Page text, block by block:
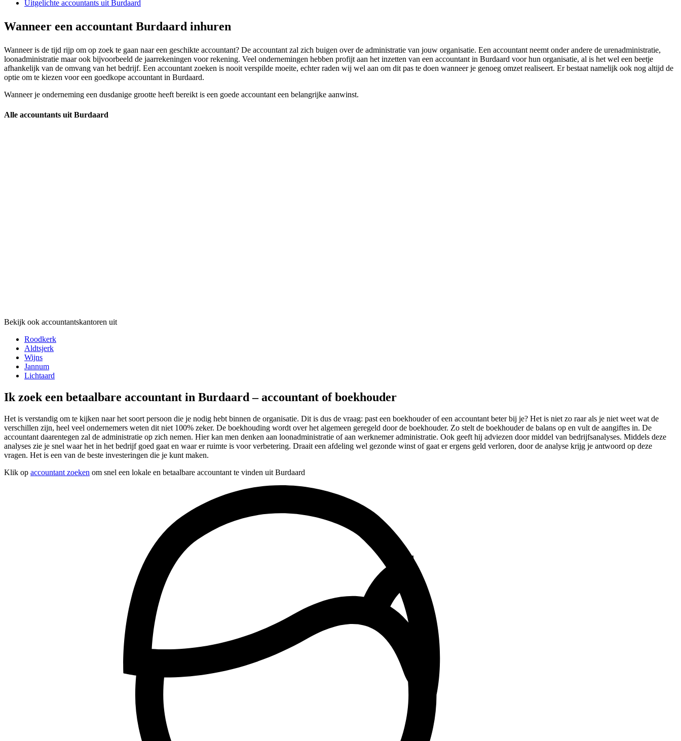
Uitgelichte accountants uit Burdaard
Wanneer een accountant Burdaard inhuren
Wanneer is de tijd rijp om op zoek te gaan naar een geschikte accountant? De accountant zal zich buigen over de administratie van jouw organisatie. Een accountant neemt onder andere de urenadministratie,
loonadministratie maar ook bijvoorbeeld de jaarrekeningen voor rekening. Veel ondernemingen hebben profijt aan het inzetten van een accountant in Burdaard voor hun organisatie, al is het wel een beetje
afhankelijk van de omvang van het bedrijf. Een accountant zoeken is nooit verspilde moeite, echter raden wij wel aan om dit pas te doen wanneer je genoeg omzet realiseert. Er bestaat namelijk ook nog altijd de
optie om te kiezen voor een goedkope accountant in Burdaard.
Wanneer je onderneming een dusdanige grootte heeft bereikt is een goede accountant een belangrijke aanwinst.
Alle accountants uit Burdaard
Bekijk ook accountantskantoren uit
Roodkerk
Aldtsjerk
Wijns
Jannum
Lichtaard
Ik zoek een betaalbare accountant in Burdaard – accountant of boekhouder
Het is verstandig om te kijken naar het soort persoon die je nodig hebt binnen de organisatie. Dit is dus de vraag: past een boekhouder of een accountant beter bij je? Het is niet zo raar als je niet weet wat de
verschillen zijn, heel veel ondernemers weten dit niet 100% zeker. De boekhouding wordt over het algemeen geregeld door de boekhouder. Zo stelt de boekhouder de balans op en vult de aangiftes in. De
accountant daarentegen zal de administratie op zich nemen. Hier kan men denken aan loonadministratie of aan werknemer administratie. Ook geeft hij adviezen door middel van bedrijfsanalyses. Middels deze
analyses zie je snel waar het in het bedrijf goed gaat en waar er ruimte is voor verbetering. Draait een afdeling wel gezonde winst of gaat er ergens geld verloren, door de analyse krijg je antwoord op deze
vragen. Het is een van de beste investeringen die je kunt maken.
Klik op accountant zoeken om snel een lokale en betaalbare accountant te vinden uit Burdaard